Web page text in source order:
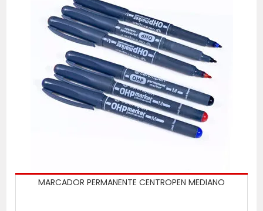
MARCADOR PERMANENTE CENTROPEN MEDIANO